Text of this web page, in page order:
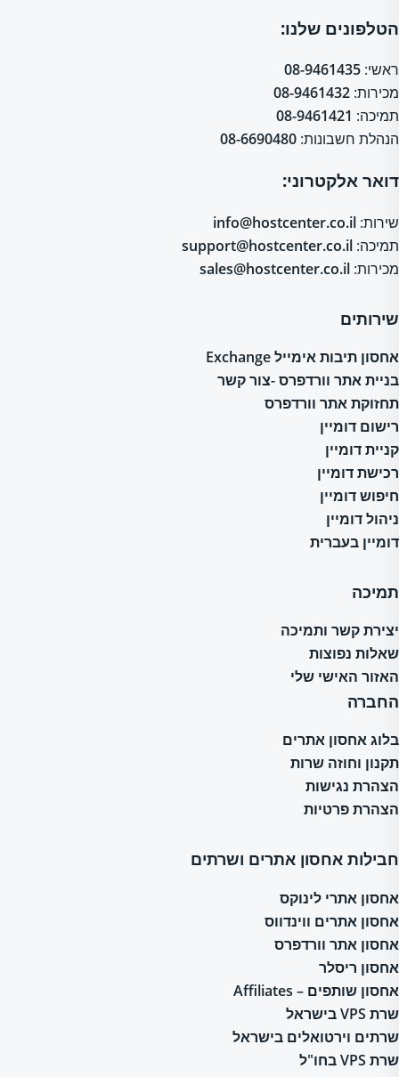
הטלפונים שלנו:
ראשי: 08-9461435
מכירות: 08-9461432
תמיכה: 08-9461421
הנהלת חשבונות: 08-6690480
דואר אלקטרוני:
שירות: info@hostcenter.co.il
תמיכה: support@hostcenter.co.il
מכירות: sales@hostcenter.co.il
שירותים
אחסון תיבות אימייל Exchange
בניית אתר וורדפרס -צור קשר
תחזוקת אתר וורדפרס
רישום דומיין
קניית דומיין
רכישת דומיין
חיפוש דומיין
ניהול דומיין
דומיין בעברית
תמיכה
יצירת קשר ותמיכה
שאלות נפוצות
האזור האישי שלי
החברה
בלוג אחסון אתרים
תקנון וחוזה שרות
הצהרת נגישות
הצהרת פרטיות
חבילות אחסון אתרים ושרתים
אחסון אתרי לינוקס
אחסון אתרים ווינדווס
אחסון אתר וורדפרס
אחסון ריסלר
אחסון שותפים – Affiliates
שרת VPS בישראל
שרתים וירטואלים בישראל
שרת VPS בחו"ל